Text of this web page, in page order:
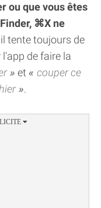
ou que vous êtes
⌘X ne
il tente toujours de
de faire la
et
couper ce
.